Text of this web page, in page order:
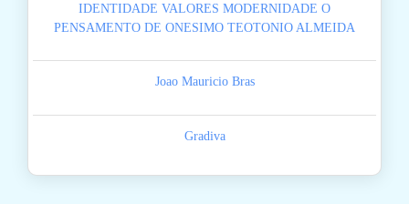
IDENTIDADE VALORES MODERNIDADE O
PENSAMENTO DE ONESIMO TEOTONIO ALMEIDA
Joao Mauricio Bras
Gradiva